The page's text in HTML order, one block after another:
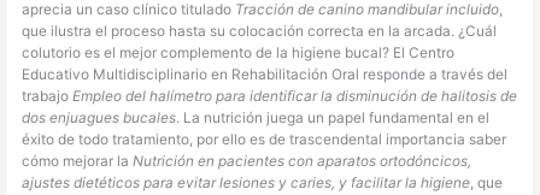
aprecia un caso clínico titulado Tracción de canino mandibular incluido,
que ilustra el proceso hasta su colocación correcta en la arcada. ¿Cuál
colutorio es el mejor complemento de la higiene bucal? El Centro
Educativo Multidisciplinario en Rehabilitación Oral responde a través del
trabajoEmpleo del halímetro para identificar la disminución de halitosis de
dos enjuagues bucales. La nutrición juega un papel fundamental en el
éxito de todo tratamiento, por ello es de trascendental importancia saber
cómo mejorar la Nutrición en pacientes con aparatos ortodóncicos,
ajustes dietéticos para evitar lesiones y caries, y facilitar la higiene, que